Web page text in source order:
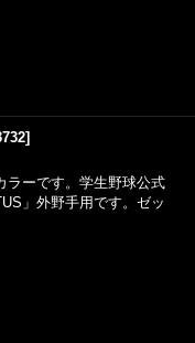
]
ラーです。学生野球公式
」外野手用です。ゼッ